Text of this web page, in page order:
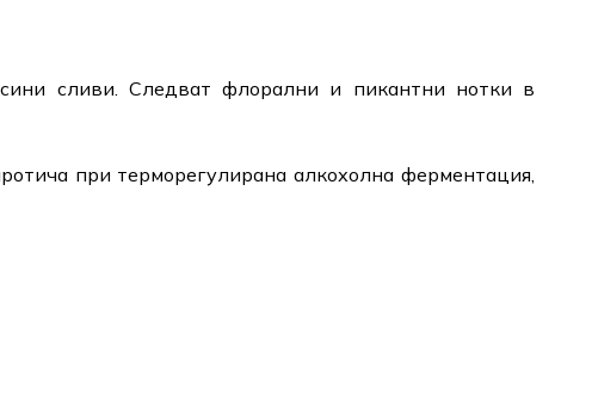
сливи. Следват флорални и пикантни нотки в
при терморегулирана алкохолна ферментация,